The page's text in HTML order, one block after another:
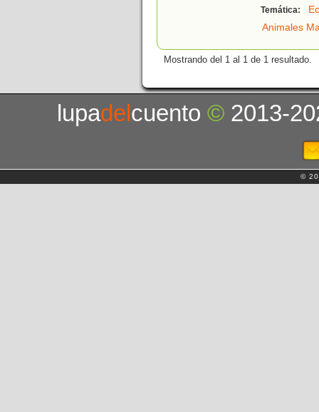
Temática:
Animales
Mostrando del 1 al 1 de 1 resultado.
lupadelcuento© 2013-
©